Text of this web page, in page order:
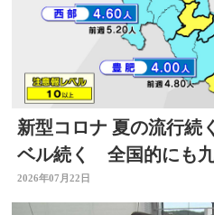
新型コロナ 夏の流行
ベル続く 全国的にも
分
2026年07月22日